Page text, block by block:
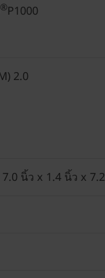
®P1000
2.0
นิ้ว x 1.4 นิ้ว x